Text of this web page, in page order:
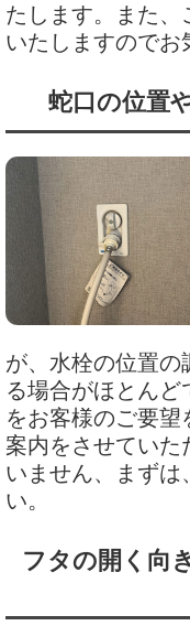
たします。また、
いたしますのでお
蛇口の位置
が、水栓の位置の
る場合がほとんど
をお客様のご要
案内をさせていた
いません、まずは
い。
フタの開く向